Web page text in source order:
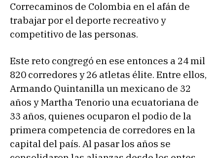
Correcaminos de Colombia en el afán de
trabajar por el deporte recreativo y
competitivo de las personas.
Este reto congregó en ese entonces a 24 mil
820 corredores y 26 atletas élite. Entre ellos,
Armando Quintanilla un mexicano de 32
años y Martha Tenorio una ecuatoriana de
33 años, quienes ocuparon el podio de la
primera competencia de corredores en la
capital del país. Al pasar los años se